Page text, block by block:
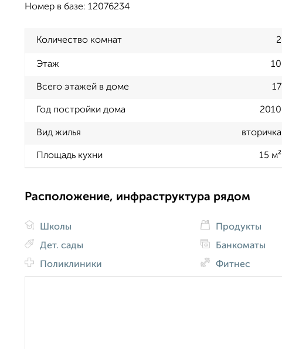
Номер в базе: 12076234
Количество комнат 2
Этаж 10
Всего этажей в доме 17
Год постройки дома 2010
Вид жилья вторичка
Площадь кухни 15 м²
Расположение, инфраструктура рядом
Школы
Дет. сады
Поликлиники
Продукты
Банкоматы
Фитнес